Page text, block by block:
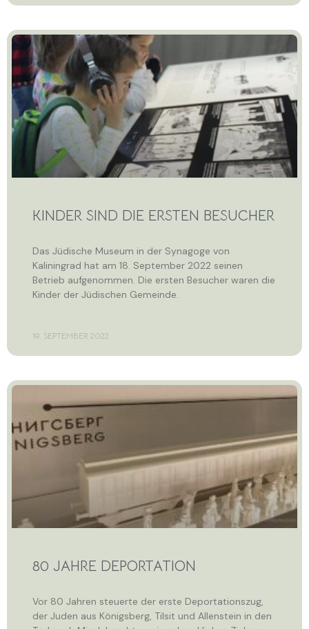
KINDER SIND DIE ERSTEN BESUCHER
Das Jüdische Museum in der Synagoge von
Kaliningrad hat am 18. September 2022 seinen
Betrieb aufgenommen. Die ersten Besucher waren die
Kinder der Jüdischen Gemeinde.
19. SEPTEMBER 2022
80 JAHRE DEPORTATION
Vor 80 Jahren steuerte der erste Deportationszug,
der Juden aus Königsberg, Tilsit und Allenstein in den